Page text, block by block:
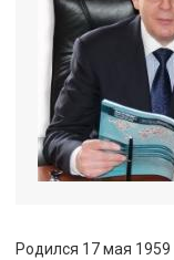
Родился 17 мая 1959